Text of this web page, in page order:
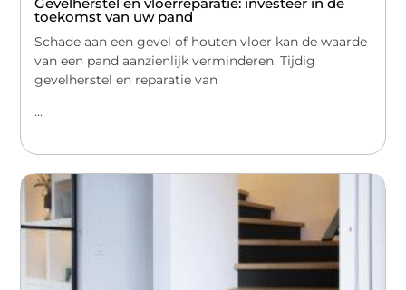
toekomst van uw pand
Schade aan een gevel of houten vloer kan de waarde
van een pand aanzienlijk verminderen. Tijdig
gevelherstel en reparatie van
...